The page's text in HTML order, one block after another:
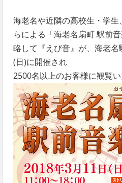
海老名や近隣の高校生・学生
らによる「海老名扇町 駅前音
略して『えび音』が、海老
(日)に開催され
2500名以上のお客様に観覧